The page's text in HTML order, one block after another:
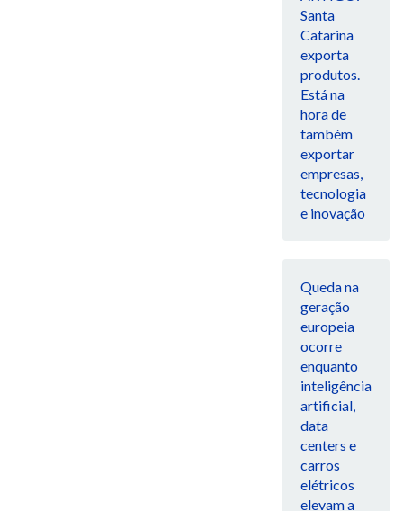
Santa
Catarina
exporta
produtos.
Está na
hora de
também
exportar
empresas,
tecnologia
e inovação
Queda na
geração
europeia
ocorre
enquanto
inteligência
artificial,
data
centers e
carros
elétricos
elevam a